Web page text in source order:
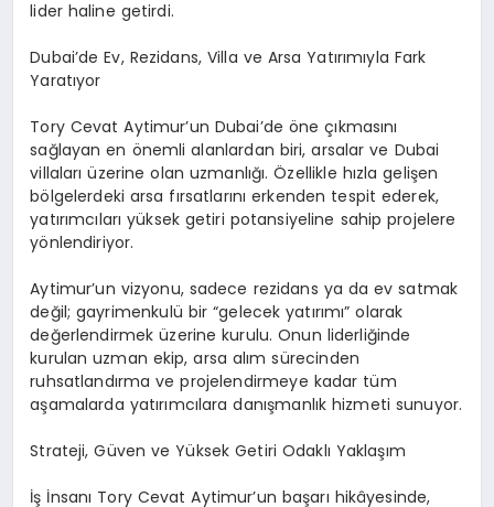
lider haline getirdi.
Dubai’de Ev, Rezidans, Villa ve Arsa Yatırımıyla Fark
Yaratıyor
Tory Cevat Aytimur’un Dubai’de öne çıkmasını
sağlayan en önemli alanlardan biri, arsalar ve Dubai
villaları üzerine olan uzmanlığı. Özellikle hızla gelişen
bölgelerdeki arsa fırsatlarını erkenden tespit ederek,
yatırımcıları yüksek getiri potansiyeline sahip projelere
yönlendiriyor.
Aytimur’un vizyonu, sadece rezidans ya da ev satmak
değil; gayrimenkulü bir “gelecek yatırımı” olarak
değerlendirmek üzerine kurulu. Onun liderliğinde
kurulan uzman ekip, arsa alım sürecinden
ruhsatlandırma ve projelendirmeye kadar tüm
aşamalarda yatırımcılara danışmanlık hizmeti sunuyor.
Strateji, Güven ve Yüksek Getiri Odaklı Yaklaşım
İş İnsanı Tory Cevat Aytimur’un başarı hikâyesinde,